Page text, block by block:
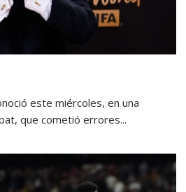
este miércoles, en una
que cometió errores...